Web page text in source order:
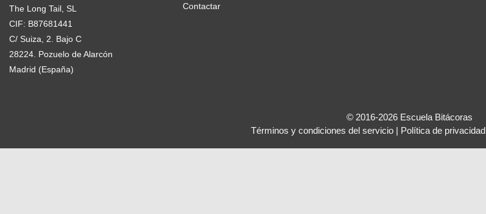
The Long Tail, SL
CIF: B87681441
C/ Suiza, 2. Bajo C
28224. Pozuelo de Alarcón
Madrid (España)
Contactar
© 2016-2026 Escuela Bitácoras
Términos y condiciones del servicio | Política de privacidad